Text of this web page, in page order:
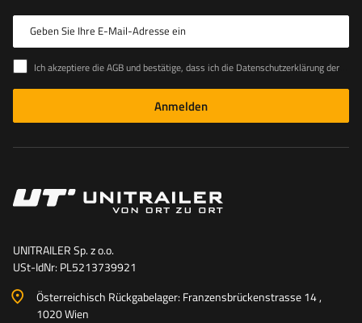
Geben Sie Ihre E-Mail-Adresse ein
Ich akzeptiere die AGB und bestätige, dass ich die Datenschutzerklärung der Website zur Kenntnis genommen habe
Anmelden
UNITRAILER Sp. z o.o.
USt-IdNr: PL5213739921
Österreichisch Rückgabelager: Franzensbrückenstrasse 14 ,
1020 Wien